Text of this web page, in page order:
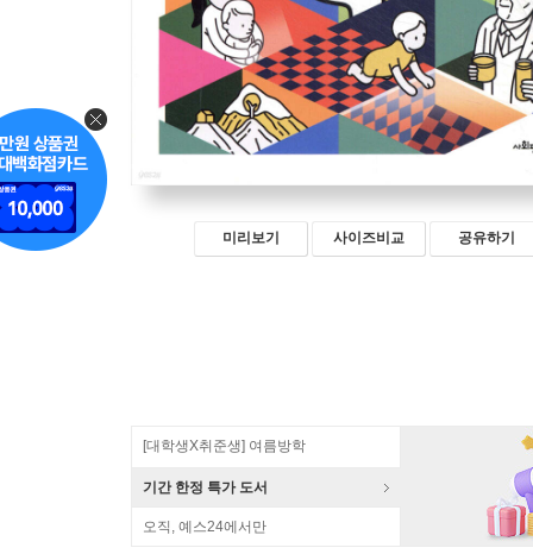
미리보기 사이즈비교 공유하기
[대학생X취준생] 여름방학
기간 한정 특가 도서
오직, 예스24에서만